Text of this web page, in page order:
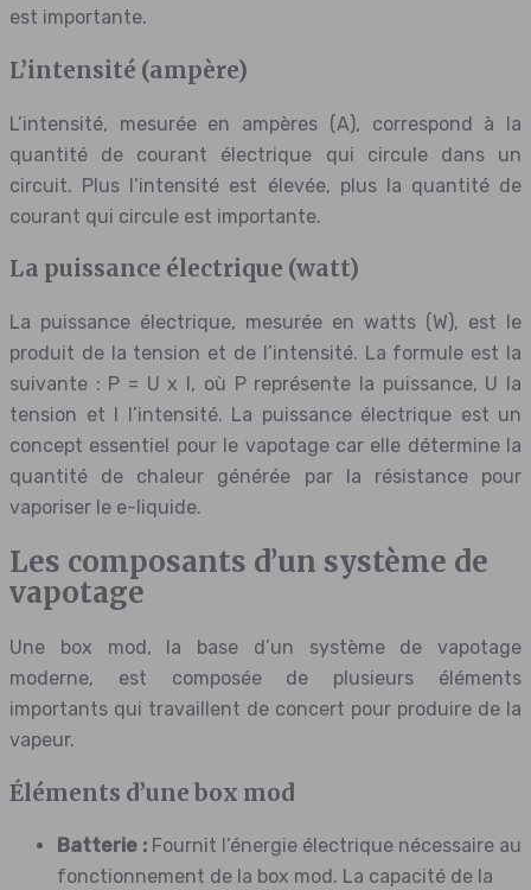
est importante.
L’intensité (ampère)
L’intensité, mesurée en ampères (A), correspond à la
quantité de courant électrique qui circule dans un
circuit. Plus l’intensité est élevée, plus la quantité de
courant qui circule est importante.
La puissance électrique (watt)
La puissance électrique, mesurée en watts (W), est le
produit de la tension et de l’intensité. La formule est la
suivante : P = U x I, où P représente la puissance, U la
tension et I l’intensité. La puissance électrique est un
concept essentiel pour le vapotage car elle détermine la
quantité de chaleur générée par la résistance pour
vaporiser le e-liquide.
Les composants d’un système de
vapotage
Une box mod, la base d’un système de vapotage
moderne, est composée de plusieurs éléments
importants qui travaillent de concert pour produire de la
vapeur.
Éléments d’une box mod
Batterie : Fournit l’énergie électrique nécessaire au
fonctionnement de la box mod. La capacité de la